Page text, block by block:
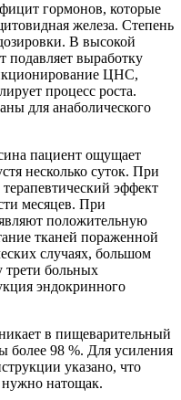
гормонов, которые
железа. Степень
В высокой
подавляет выработку
ЦНС,
процесс роста.
для анаболического
пациент ощущает
несколько суток. При
эффект
месяцев. При
положительную
тканей пораженной
случаях, большом
трети больных
эндокринного
в пищеварительный
более 98 %. Для усиления
указано, что
нужно натощак.